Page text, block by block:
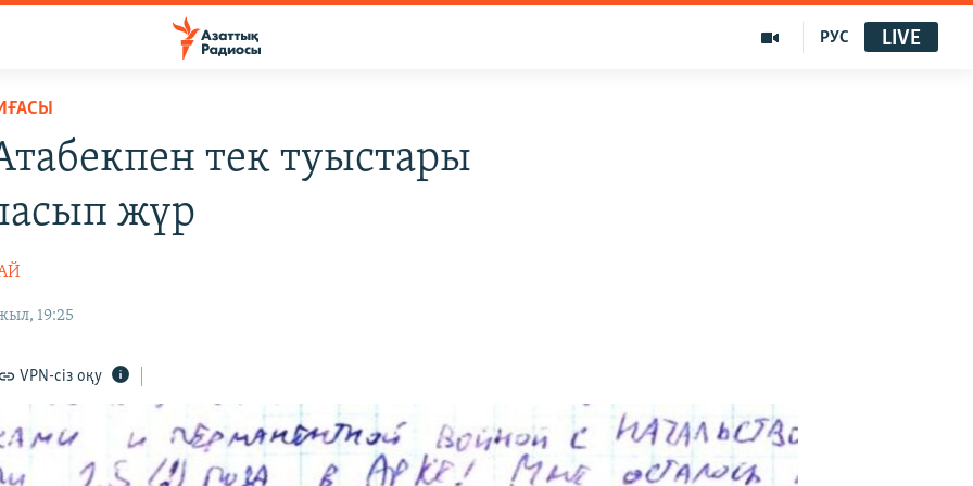
РУС LIVE
тек туыстары
жүр
19:25
VPN-сіз оқу